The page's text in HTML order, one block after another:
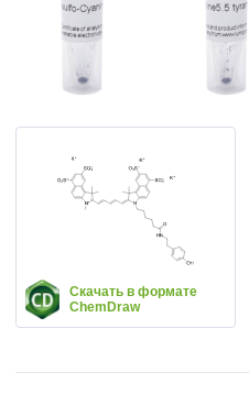
Скачать в формате
ChemDraw